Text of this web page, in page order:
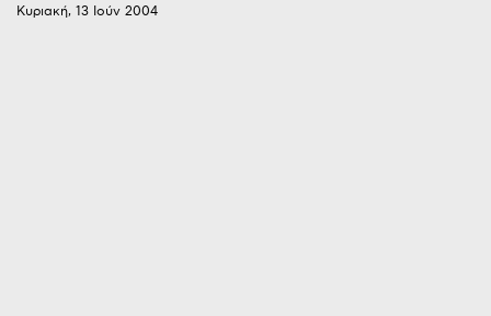
Κυριακή, 13 Ιούν 2004